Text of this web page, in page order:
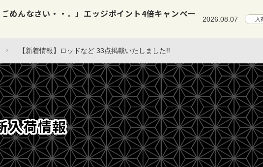
2026.08.07 入荷情報 【新着情報】ロッド・小物など 35点掲載い
【新着情報】ロッドなど 33点掲載いたしました!!
入荷情報